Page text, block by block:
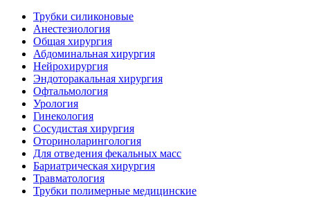
Трубки силиконовые
Анестезиология
Общая хирургия
Абдоминальная хирургия
Нейрохирургия
Эндоторакальная хирургия
Офтальмология
Урология
Гинекология
Сосудистая хирургия
Оториноларингология
Для отведения фекальных масс
Бариатрическая хирургия
Травматология
Трубки полимерные медицинские